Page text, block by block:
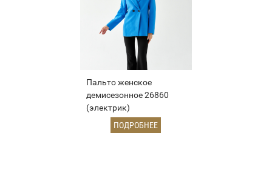
Пальто женское
демисезонное 26860
(электрик)
ПОДРОБНЕЕ